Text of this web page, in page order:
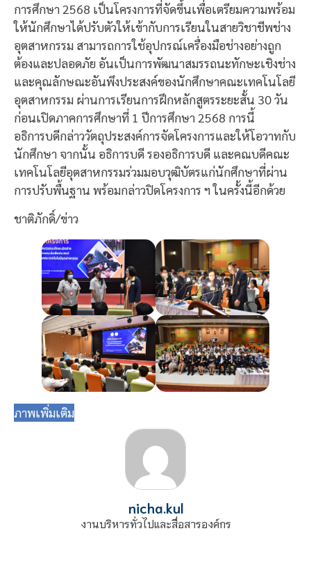
การศึกษา 2568 เป็นโครงการที่จัดขึ้นเพื่อเตรียมความพร้อม
ให้นักศึกษาได้ปรับตัวให้เข้ากับการเรียนในสายวิชาชีพช่าง
อุตสาหกรรม สามารถการใช้อุปกรณ์เครื่องมือช่างอย่างถูก
ต้องและปลอดภัย อันเป็นการพัฒนาสมรรถนะทักษะเชิงช่าง
และคุณลักษณะอันพึงประสงค์ของนักศึกษาคณะเทคโนโลยี
อุตสาหกรรม ผ่านการเรียนการฝึกหลักสูตรระยะสั้น 30 วัน
ก่อนเปิดภาคการศึกษาที่ 1 ปีการศึกษา 2568 การนี้
อธิการบดีกล่าววัตถุประสงค์การจัดโครงการและให้โอวาทกับ
นักศึกษา จากนั้น อธิการบดี รองอธิการบดี และคณบดีคณะ
เทคโนโลยีอุตสาหกรรมร่วมมอบวุฒิบัตรแก่นักศึกษาที่ผ่าน
การปรับพื้นฐาน พร้อมกล่าวปิดโครงการ ฯ ในครั้งนี้อีกด้วย
ชาติภักดิ์/ข่าว
ภาพเพิ่มเติม
nicha.kul
งานบริหารทั่วไปและสื่อสารองค์กร